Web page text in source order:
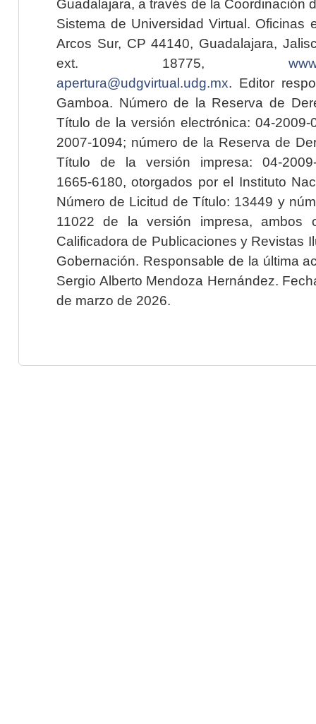
Guadalajara, a través de la Coordinación
Sistema de Universidad Virtual. Oficinas
Arcos Sur, CP 44140, Guadalajara,
ext. 18775,
apertura@udgvirtual.udg.mx. Editor
Gamboa. Número de la Reserva de
Título de la versión electrónica: 04-2009-
2007-1094; número de la Reserva de
Título de la versión impresa: 04-2009-
1665-6180, otorgados por el Instituto
Número de Licitud de Título: 13449 y
11022 de la versión impresa, ambos
Calificadora de Publicaciones y Revistas
Gobernación. Responsable de la última
Sergio Alberto Mendoza Hernández.
de marzo de 2026.